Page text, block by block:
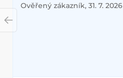
Ověřený zákazník, 31. 7. 2026